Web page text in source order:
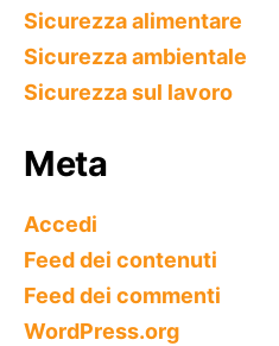
Sicurezza alimentare
Sicurezza ambientale
Sicurezza sul lavoro
Meta
Accedi
Feed dei contenuti
Feed dei commenti
WordPress.org